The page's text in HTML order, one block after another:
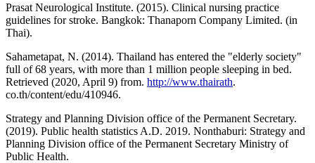
Prasat Neurological Institute. (2015). Clinical nursing practice
guidelines for stroke. Bangkok: Thanaporn Company Limited. (in
Thai).
Sahametapat, N. (2014). Thailand has entered the "elderly society"
full of 68 years, with more than 1 million people sleeping in bed.
Retrieved (2020, April 9) from. http://www.thairath.
co.th/content/edu/410946.
Strategy and Planning Division office of the Permanent Secretary.
(2019). Public health statistics A.D. 2019. Nonthaburi: Strategy and
Planning Division office of the Permanent Secretary Ministry of
Public Health.